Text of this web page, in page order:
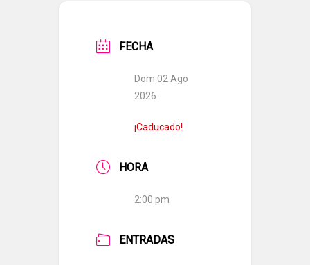
FECHA
Dom 02 Ago
2026
¡Caducado!
HORA
2:00 pm
ENTRADAS